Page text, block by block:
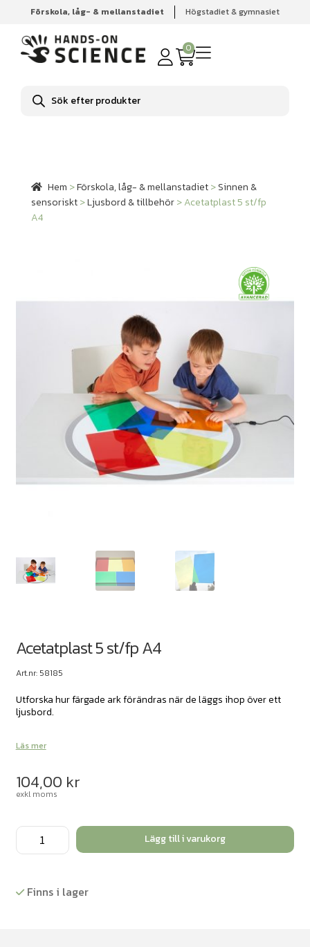
Förskola, låg- & mellanstadiet Högstadiet & gymnasiet
0
Produktsökning
Hem Förskola, låg- & mellanstadiet
Sinnen & sensoriskt
Ljusbord & tillbehör
Hem >Förskola, låg- & mellanstadiet>Sinnen &
sensoriskt>Ljusbord & tillbehör>Acetatplast 5 st/fp
A4
Acetatplast 5 st/fp A4
Art.nr: 58185
Utforska hur färgade ark förändras när de läggs ihop över ett
ljusbord.
Läs mer
104,00 kr
exkl moms
Acetatplast
5
A4
Lägg till i varukorg
Finns i lager